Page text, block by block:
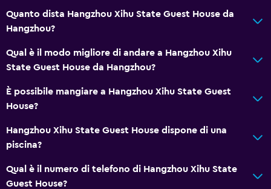
Quanto dista Hangzhou Xihu State Guest House da
Hangzhou?
Qual è il modo migliore di andare a Hangzhou Xihu
State Guest House da Hangzhou?
È possibile mangiare a Hangzhou Xihu State Guest
House?
Hangzhou Xihu State Guest House dispone di una
piscina?
Qual è il numero di telefono di Hangzhou Xihu State
Guest House?